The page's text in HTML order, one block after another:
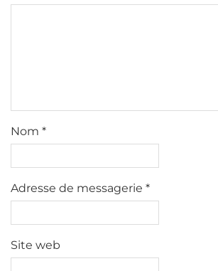
Nom *
Adresse de messagerie *
Site web